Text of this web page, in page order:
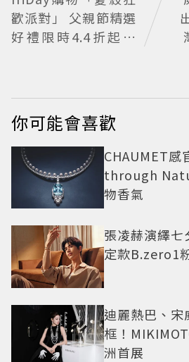
歡派對」 父親節精選
好禮限時4.4折起、
你可能會喜歡
CHAUMET
through
物香氣
張凌赫演繹
定款B.zero1
迪麗熱巴、宋
框！
洲首展